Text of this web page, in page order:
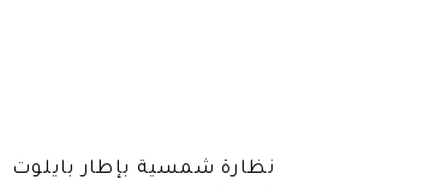
نظارة شمسية بإطار بايلوت